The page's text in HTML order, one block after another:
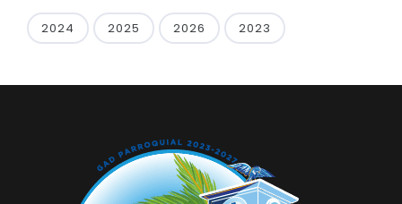
2024 2025 2026 2023